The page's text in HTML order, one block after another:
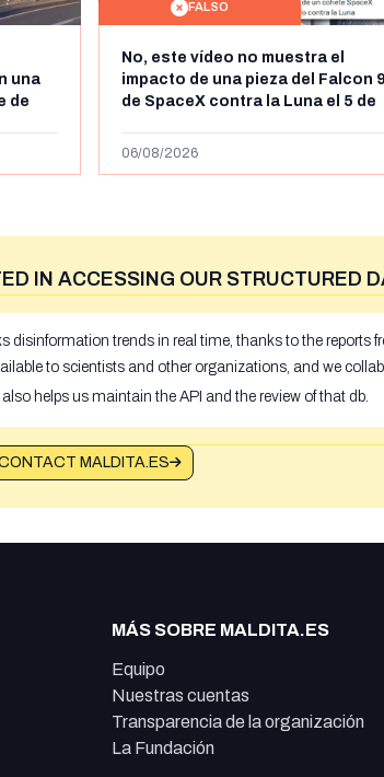
una
de
de
FALSO
No, este vídeo no muestra el
impacto de una pieza del Falcon 9
de SpaceX contra la Luna el 5 de
menos abril de 2026
06/08/2026
IN ACCESSING OUR STRUCTURED
disinformation trends in real time, thanks to the reports
to scientists and other organizations, and we
helps us maintain the API and the review of that db.
MALDITA.ES
MÁS SOBRE MALDITA.ES
Equipo
Nuestras cuentas
Transparencia de la organización
La Fundación